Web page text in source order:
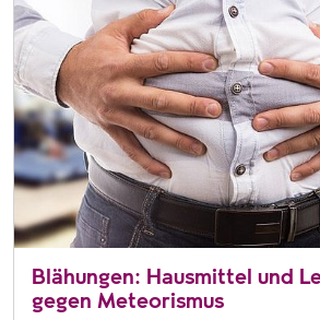
Blähungen: Hausmittel und
gegen Meteorismus